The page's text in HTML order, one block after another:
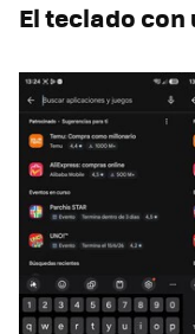
El teclado con